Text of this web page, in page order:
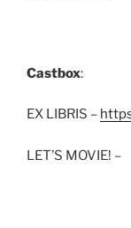
Castbox:
EX LIBRIS –
LET’S MOVIE! –